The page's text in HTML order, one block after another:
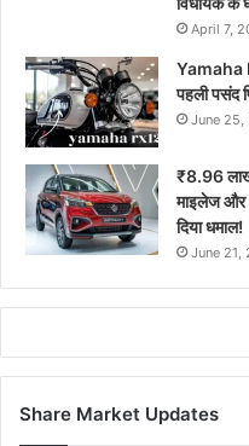
April 7,
Yamaha
पहली पसंद
June 25,
₹8.96 लाख
माइलेज
दिया धमाल!
June 21,
Share Market Updates